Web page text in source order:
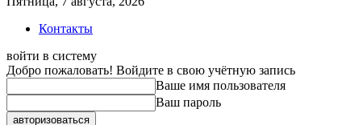
Контакты
войти в систему
Добро пожаловать! Войдите в свою учётную запись
Ваше имя пользователя
Ваш пароль